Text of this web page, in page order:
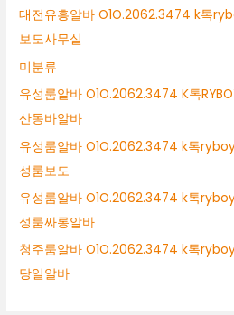
대전유흥알바 O1O.2062.3474 k톡
보도사무실
미분류
유성룸알바 O1O.2062.3474 K톡
산동바알바
유성룸알바 O1O.2062.3474 k톡
성룸보도
유성룸알바 O1O.2062.3474 k톡
성룸싸롱알바
청주룸알바 O1O.2062.3474 k톡
당일알바